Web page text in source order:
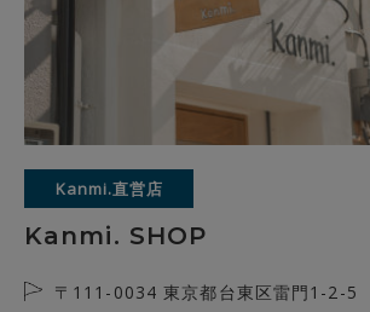
Kanmi.直営店
Kanmi. SHOP
〒111-0034 東京都台東区雷門1-2-5